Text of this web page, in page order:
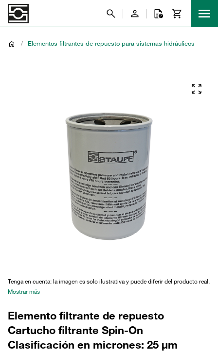
/ Elementos filtrantes de repuesto para sistemas hidráulicos
Tenga en cuenta: la imagen es solo ilustrativa y puede diferir del producto real.
Mostrar más
Elemento filtrante de repuesto
Cartucho filtrante Spin-On
Clasificación en micrones: 25 µm